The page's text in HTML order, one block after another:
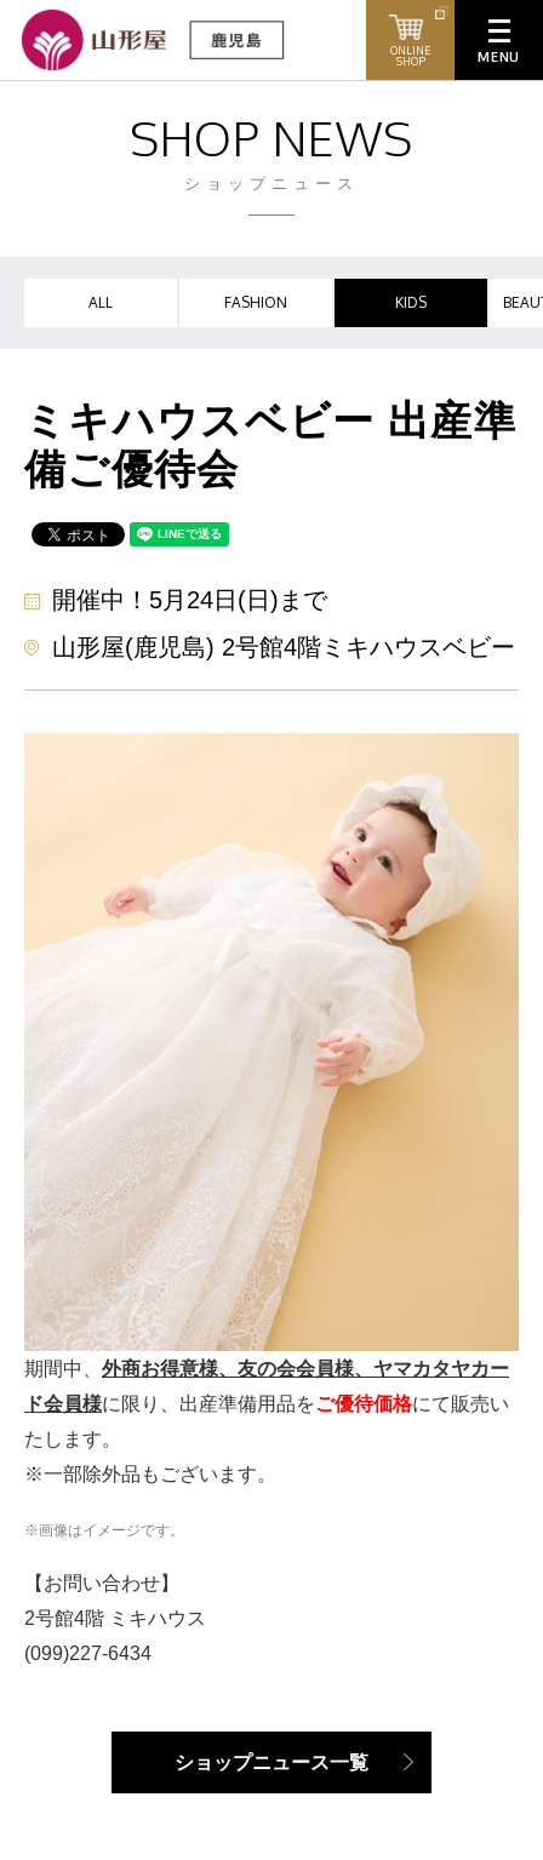
ONLINE
SHOP
SHOP NEWS
ショップニュース
ALL FASHION KIDS
ミキハウスベビー 出産準
備ご優待会
開催中！5月24日(日)まで
山形屋(鹿児島) 2号館4階ミキハウスベビー
期間中、 外商お得意様、友の会会員様、ヤマカタヤカー
ド会員様に限り、出産準備用品をご優待価格にて販売い
たします。
※一部除外品もございます。
※画像はイメージです。
【お問い合わせ】
2号館4階 ミキハウス
(099)227-6434
ショップニュース一覧